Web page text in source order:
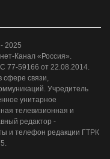
2025
Канал «Россия».
77-59166 от 22.08.2014.
сфере связи,
Учредитель
унитарное
телевизионная и
редактор -
и телефон редакции ГТРК